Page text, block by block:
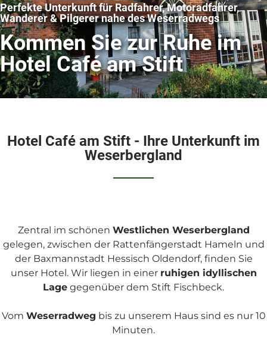
Perfekte Unterkunft für Radfahrer, Motoradfahrer,
Wanderer & Pilgerer nahe des Weserradwegs
Kommen Sie zur Ruhe im
Hotel Café am Stift
Hotel Café am Stift - Ihre Unterkunft im
Weserbergland
Zentral im schönen Westlichen Weserbergland
gelegen, zwischen der Rattenfängerstadt Hameln und
der Baxmannstadt Hessisch Oldendorf, finden Sie
unser Hotel. Wir liegen in einer ruhigen idyllischen
Lage gegenüber dem Stift Fischbeck.
Vom Weserradweg bis zu unserem Haus sind es nur 10
Minuten.